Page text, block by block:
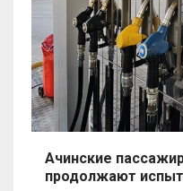
Ачинские
продолжают